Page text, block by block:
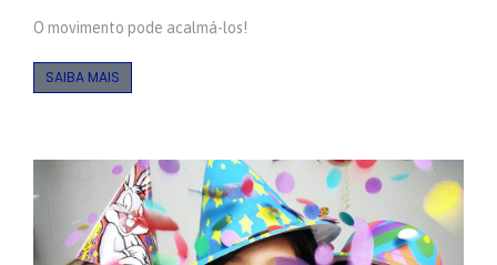
O movimento pode acalmá-los!
SAIBA MAIS